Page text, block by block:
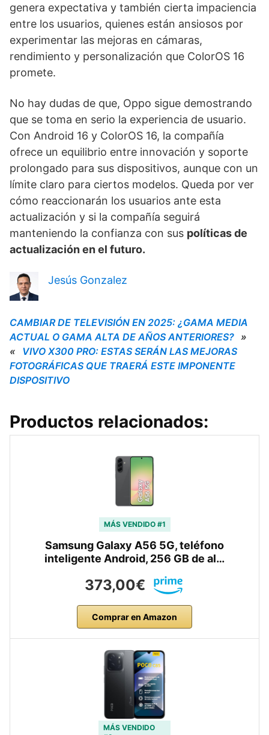
genera expectativa y también cierta impaciencia
entre los usuarios, quienes están ansiosos por
experimentar las mejoras en cámaras,
rendimiento y personalización que ColorOS 16
promete.
No hay dudas de que, Oppo sigue demostrando
que se toma en serio la experiencia de usuario.
Con Android 16 y ColorOS 16, la compañía
ofrece un equilibrio entre innovación y soporte
prolongado para sus dispositivos, aunque con un
límite claro para ciertos modelos. Queda por ver
cómo reaccionarán los usuarios ante esta
actualización y si la compañía seguirá
manteniendo la confianza con sus políticas de
actualización en el futuro.
Jesús Gonzalez
CAMBIAR DE TELEVISIÓN EN 2025: ¿GAMA MEDIA
ACTUAL O GAMA ALTA DE AÑOS ANTERIORES? »
«
VIVO X300 PRO: ESTAS SERÁN LAS MEJORAS
FOTOGRÁFICAS QUE TRAERÁ ESTE IMPONENTE
DISPOSITIVO
Productos relacionados:
MÁS VENDIDO #1
Samsung Galaxy A56 5G, teléfono
inteligente Android, 256 GB de al…
373,00€
Comprar en Amazon
MÁS VENDIDO